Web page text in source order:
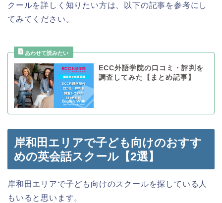
クールを詳しく知りたい方は、以下の記事を参考にし
てみてください。
ECC外語学院の口コミ・評判を
調査してみた【まとめ記事】
岸和田エリアで子ども向けのおすす
めの英会話スクール【2選】
岸和田エリアで子ども向けのスクールを探している人
もいると思います。